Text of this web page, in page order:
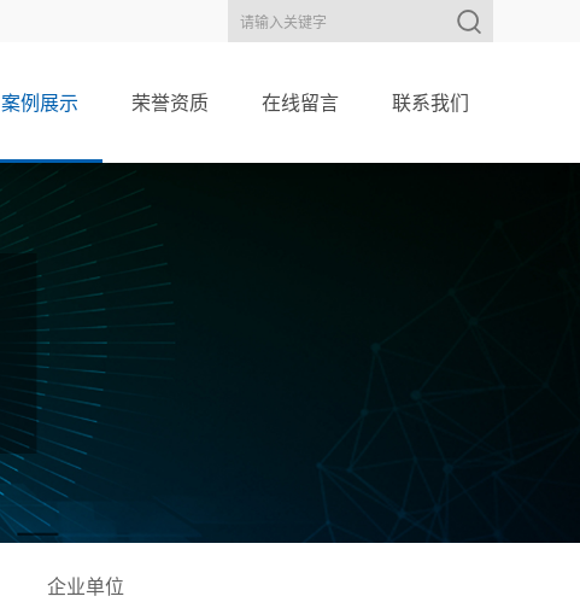
案例展示 荣誉资质 在线留言 联系我们
企业单位